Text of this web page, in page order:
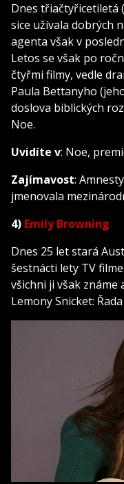
Dnes třiačtyřicetiletá
sice užívala dobrých
agenta však v
Letos se však po
čtyřmi filmy, vedle
Paula Bettanyho
doslova biblických
Noe.
Uvidíte v: Noe,
Zajímavost:
jmenovala
4) Emily Browning
Dnes 25 let stará
šestnácti lety TV
všichni ji však známe
Lemony Snicket: